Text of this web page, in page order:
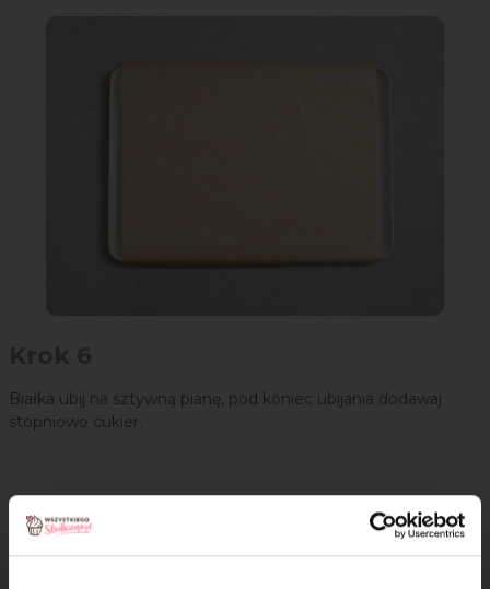
Białka ubij na sztywną pianę, pod koniec ubijania dodawaj
stopniowo cukier.
Gotową masę bezową rozsmaruj na blasze, posyp płatkami
migdałów i wstaw do piekarnika . Piecz około 60 minut.